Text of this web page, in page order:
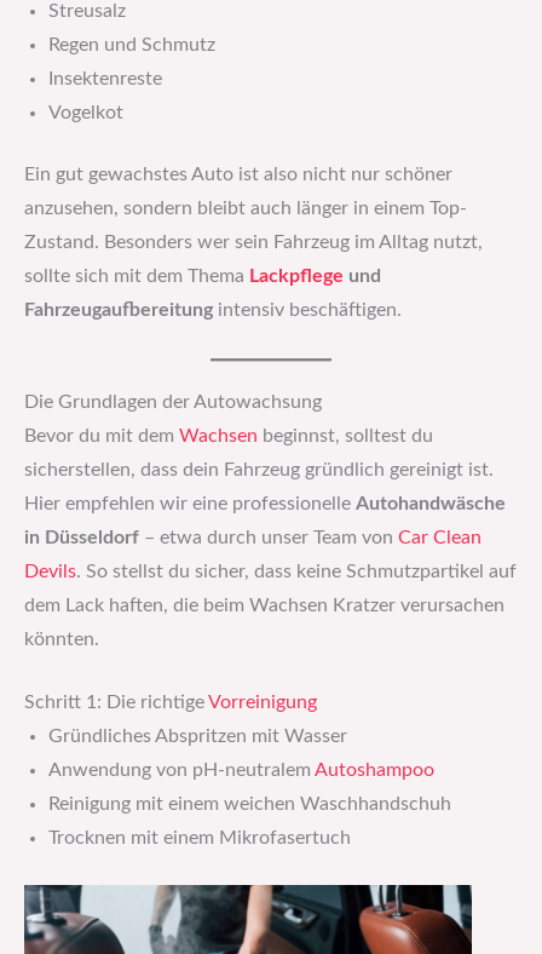
Streusalz
Regen und Schmutz
Insektenreste
Vogelkot
Ein gut gewachstes Auto ist also nicht nur schöner
anzusehen, sondern bleibt auch länger in einem Top-
Zustand. Besonders wer sein Fahrzeug im Alltag nutzt,
sollte sich mit dem Thema Lackpflege und
Fahrzeugaufbereitung intensiv beschäftigen.
Die Grundlagen der Autowachsung
Bevor du mit dem Wachsen beginnst, solltest du
sicherstellen, dass dein Fahrzeug gründlich gereinigt ist.
Hier empfehlen wir eine professionelle Autohandwäsche
in Düsseldorf – etwa durch unser Team von Car Clean
Devils. So stellst du sicher, dass keine Schmutzpartikel auf
dem Lack haften, die beim Wachsen Kratzer verursachen
könnten.
Schritt 1: Die richtige Vorreinigung
Gründliches Abspritzen mit Wasser
Anwendung von pH-neutralem Autoshampoo
Reinigung mit einem weichen Waschhandschuh
Trocknen mit einem Mikrofasertuch